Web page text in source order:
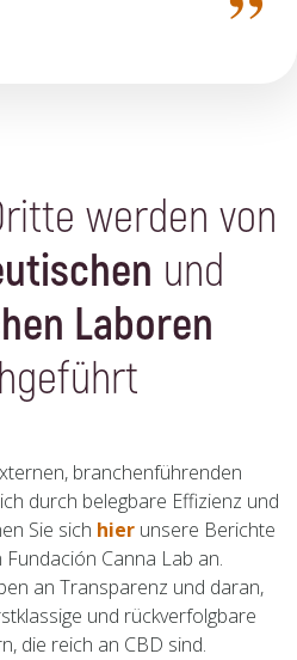
werden von
und
Laboren
branchenführenden
durch belegbare Effizienz und
Sie sich hier unsere Berichte
Canna Lab an.
an Transparenz und daran,
und rückverfolgbare
die reich an CBD sind.